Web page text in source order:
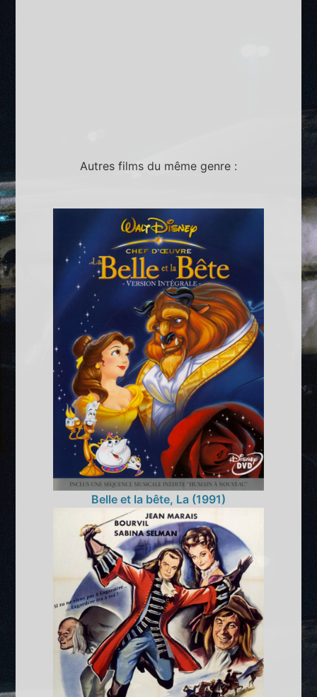
Autres films du même genre :
Belle et la bête, La (1991)